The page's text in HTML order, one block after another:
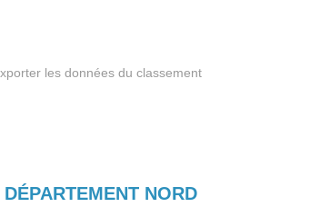
les données du classement
NORD